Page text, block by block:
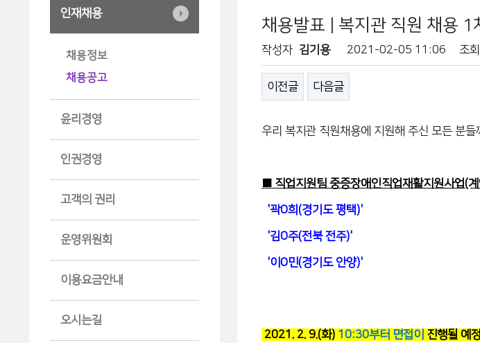
인재채용
채용정보
채용공고
윤리경영
인권경영
고객의 권리
운영위원회
이용요금안내
오시는길
채용발표 | 복지관 직원 채용
작성자 김기용 2021-02-05 11:06 조회
이전글 다음글
우리 복지관 직원채용에 지원해 주신 모든 분
■ 직업지원팀 중증장애인직업재활지원사업(
'곽O희(경기도 평택)'
'김O주(전북 전주)'
'이O민(경기도 안양)'
2021. 2. 9.(화) 10:30부터 면접이 진행될 예